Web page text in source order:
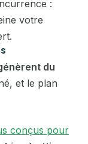
:
votre
du
et le plan
conçus pour